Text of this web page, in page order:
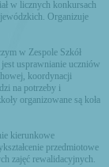
w licznych konkursach
Organizuje
w Zespole Szkół
usprawnianie uczniów
koordynacji
na potrzeby i
organizowane są koła
kierunkowe
przedmiotowe
zajęć rewalidacyjnych.